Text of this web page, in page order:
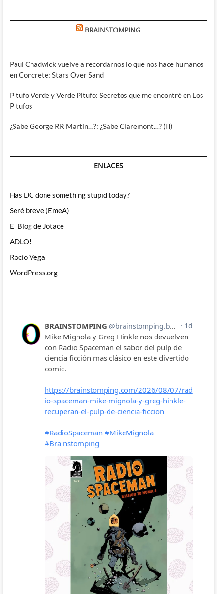
BRAINSTOMPING
Paul Chadwick vuelve a recordarnos lo que nos hace humanos
en Concrete: Stars Over Sand
Pitufo Verde y Verde Pitufo: Secretos que me encontré en Los
Pitufos
¿Sabe George RR Martin…?: ¿Sabe Claremont…? (II)
ENLACES
Has DC done something stupid today?
Seré breve (EmeA)
El Blog de Jotace
ADLO!
Rocío Vega
WordPress.org